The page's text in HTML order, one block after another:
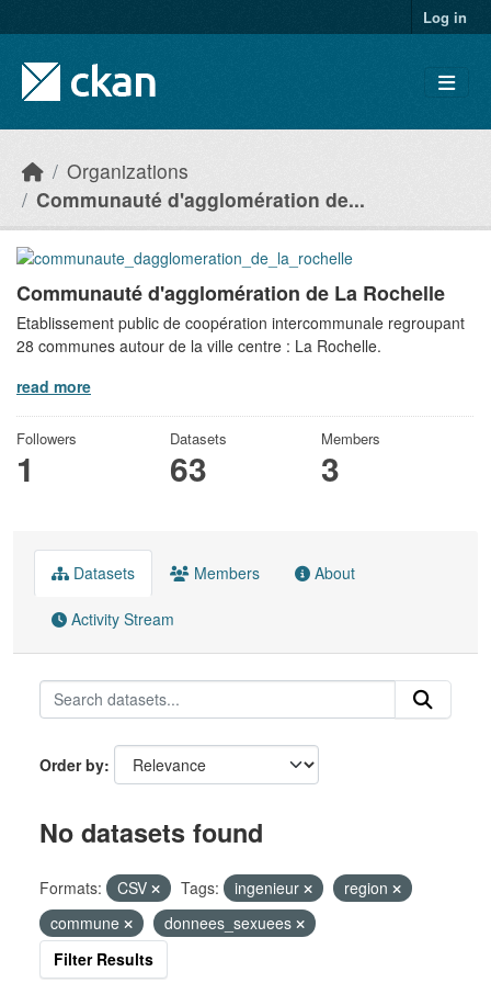
Log in
Organizations
Communauté d'agglomération de...
Communauté d'agglomération de La Rochelle
Etablissement public de coopération intercommunale regroupant
28 communes autour de la ville centre : La Rochelle.
read more
Followers
1
Datasets
63
Members
3
Datasets Members About
Activity Stream
Order by
No datasets found
Formats: CSV Tags: ingenieur
region
commune
donnees_sexuees
Filter Results